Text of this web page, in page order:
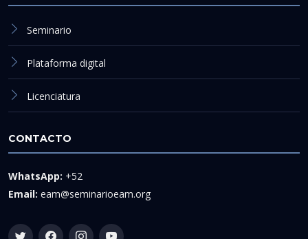
Seminario
Plataforma digital
Licenciatura
CONTACTO
WhatsApp: +52
Email: eam@seminarioeam.org